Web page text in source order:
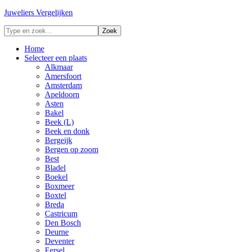
Juweliers Vergelijken
Home
Selecteer een plaats
Alkmaar
Amersfoort
Amsterdam
Apeldoorn
Asten
Bakel
Beek (L)
Beek en donk
Bergeijk
Bergen op zoom
Best
Bladel
Boekel
Boxmeer
Boxtel
Breda
Castricum
Den Bosch
Deurne
Deventer
Eersel